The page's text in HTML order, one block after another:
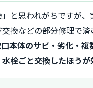
」と思われがちですが
換などの部分修理で済
本体のサビ・劣化・複
栓ごと交換したほうが